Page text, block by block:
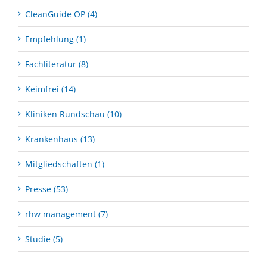
CleanGuide OP (4)
Empfehlung (1)
Fachliteratur (8)
Keimfrei (14)
Kliniken Rundschau (10)
Krankenhaus (13)
Mitgliedschaften (1)
Presse (53)
rhw management (7)
Studie (5)